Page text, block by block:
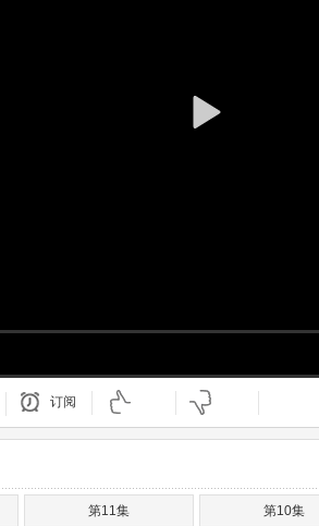
订阅
第11集 第10集